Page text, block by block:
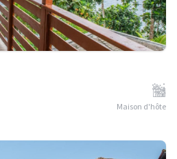
Maison d'hôte